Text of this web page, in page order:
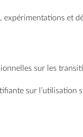
et
sur les
sur l’utilisation